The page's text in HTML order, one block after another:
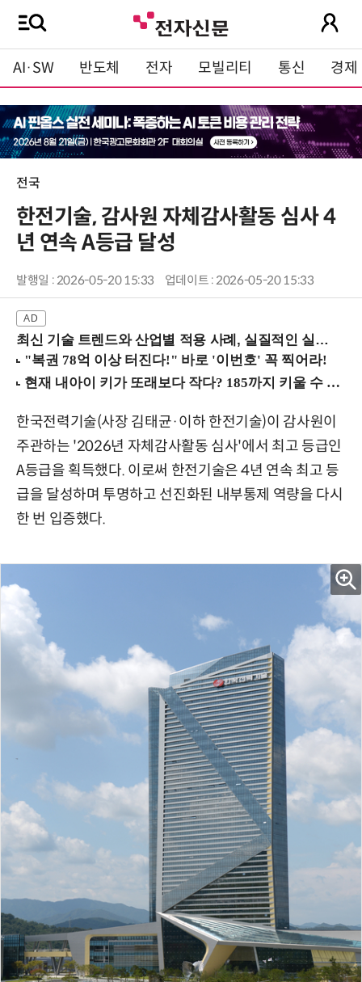
AI·SW 반도체 전자 모빌리티 통신 경제
전국
한전기술, 감사원 자체감사활동 심사 4
년 연속 A등급 달성
발행일 : 2026-05-20 15:33 업데이트 : 2026-05-20 15:33
최신 기술 트렌드와 산업별 적용 사례, 실질적인 실행 전략을 공유 (9/18 양재역)
한국전력기술(사장 김태균·이하 한전기술)이 감사원이
주관하는 '2026년 자체감사활동 심사'에서 최고 등급인
A등급을 획득했다. 이로써 한전기술은 4년 연속 최고 등
급을 달성하며 투명하고 선진화된 내부통제 역량을 다시
한 번 입증했다.